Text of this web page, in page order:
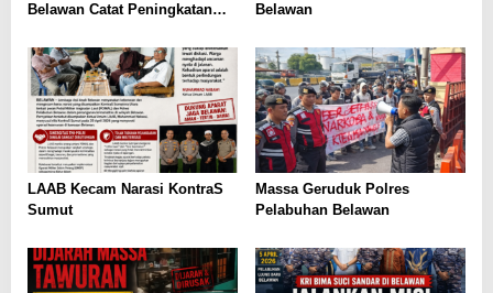
Belawan Catat Peningkatan
Kering pada Semester I 2026
Belawan
LAAB Kecam Narasi KontraS
Sumut
Massa Geruduk Polres
Pelabuhan Belawan